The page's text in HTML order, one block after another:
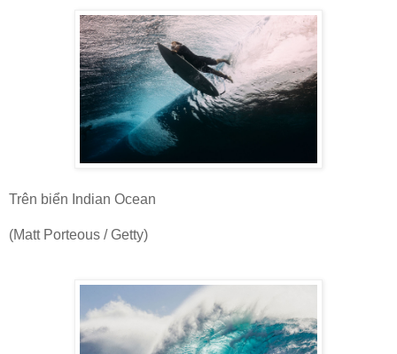
Trên biển Indian Ocean
(Matt Porteous / Getty)